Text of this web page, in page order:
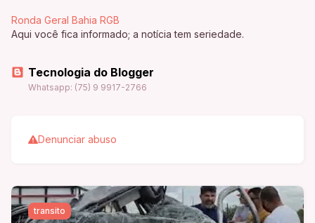
Ronda Geral Bahia RGB
Aqui você fica informado; a notícia tem seriedade.
Tecnologia do Blogger
Whatsapp: (75) 9 9917-2766
Denunciar abuso
transito